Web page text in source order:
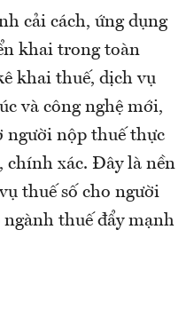
cải cách, ứng dụng
khai trong toàn
khai thuế, dịch vụ
và công nghệ mới,
nộp thuế thực
xác. Đây là nền
thuế số cho người
thuế đẩy mạnh